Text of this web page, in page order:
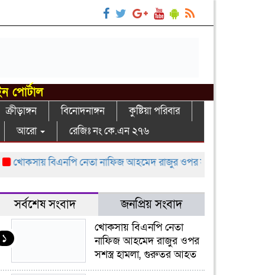
পোর্টাল
ক্রীড়াঙ্গন বিনোদনাঙ্গন
কুষ্টিয়া পরিবার
আরো রেজিঃ নং কে.এন ২৭৬
বিএনপি নেতা নাফিজ আহমেদ রাজুর ওপর সশস্ত্র হামলা, গুরুতর
সর্বশেষ সংবাদ জনপ্রিয় সংবাদ
১
খোকসায় বিএনপি নেতা
নাফিজ আহমেদ রাজুর ওপর
সশস্ত্র হামলা, গুরুতর আহত